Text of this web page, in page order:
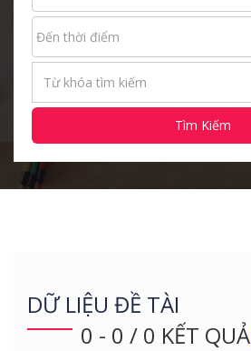
Tìm Kiếm
DỮ LIỆU ĐỀ TÀI
0 - 0 / 0 KẾT QUẢ